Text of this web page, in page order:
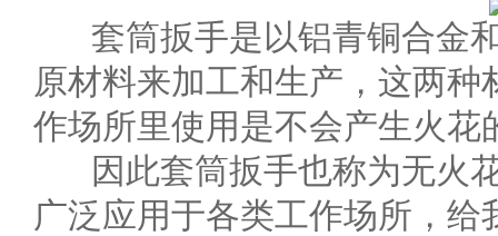
套筒扳手是以铝青铜合金
原材料来加工和生产，这两
作场所里使用是不会产生火花
因此套筒扳手也称为无火
广泛应用于各类工作场所，